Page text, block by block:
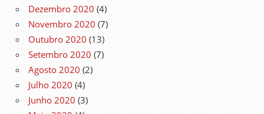
Dezembro 2020 (4)
Novembro 2020 (7)
Outubro 2020 (13)
Setembro 2020 (7)
Agosto 2020 (2)
Julho 2020 (4)
Junho 2020 (3)